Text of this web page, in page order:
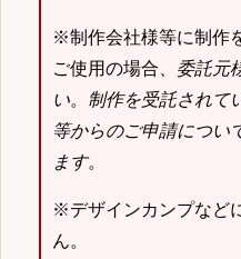
※制作会社様等に制作
ご使用の場合、 委託元
い。 制作を受託されて
等からのご申請につい
ます。
※デザインカンプなど
ん。